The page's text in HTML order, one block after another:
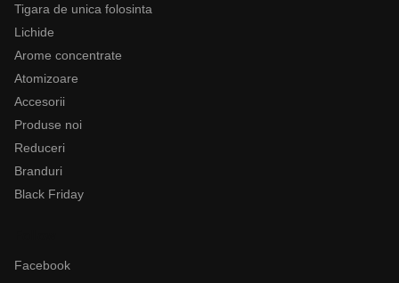
Tigara de unica folosinta
Lichide
Arome concentrate
Atomizoare
Accesorii
Produse noi
Reduceri
Branduri
Black Friday
Facebook